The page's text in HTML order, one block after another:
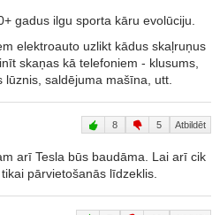
piesmej visu 50+ gadus ilgu sporta kāru evolūciju.
elektroauto uzlikt kādus skaļruņus
skaņas kā telefoniem - klusums,
saldējuma mašīna, utt.
8 5 Atbildēt
arī Tesla būs baudāma. Lai arī cik
pārvietošanās līdzeklis.